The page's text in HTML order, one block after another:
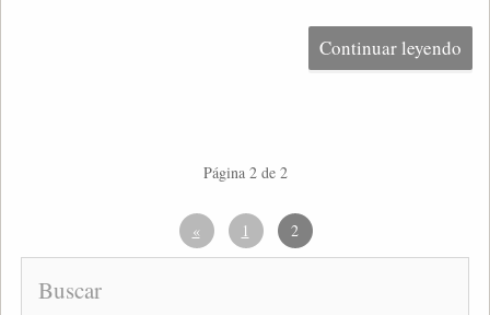
Continuar leyendo
Página 2 de 2
« 1 2
Buscar